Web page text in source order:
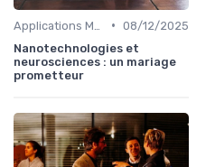
• 08/12/2025
Nanotechnologies et
neurosciences : un mariage
prometteur